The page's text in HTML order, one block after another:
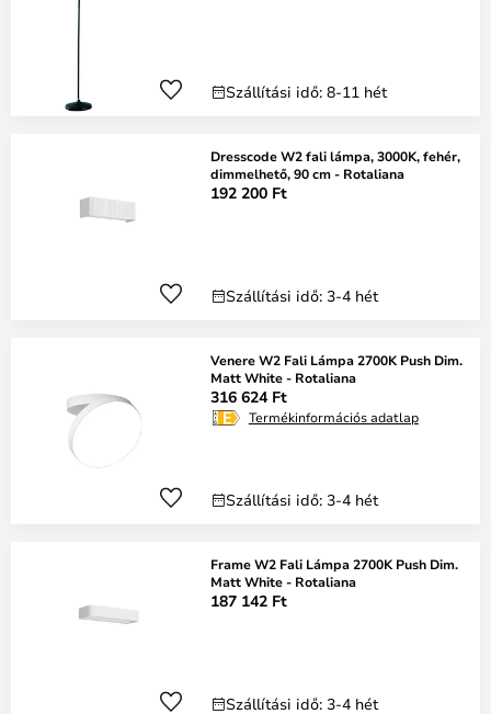
Szállítási idő: 8-11 hét
Dresscode W2 fali lámpa, 3000K, fehér,
dimmelhető, 90 cm - Rotaliana
192 200 Ft
Szállítási idő: 3-4 hét
Venere W2 Fali Lámpa 2700K Push Dim.
Matt White - Rotaliana
316 624 Ft
Termékinformációs adatlap
Szállítási idő: 3-4 hét
Frame W2 Fali Lámpa 2700K Push Dim.
Matt White - Rotaliana
187 142 Ft
Szállítási idő: 3-4 hét